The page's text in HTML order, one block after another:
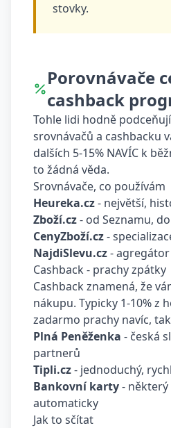
stovky.
Porovnávače
cashback
Tohle lidi hodně
srovnávačů a cashbacku
dalších 5-15% NAVÍC k
to žádná věda.
Srovnávače, co používám
Heureka.cz- největší,
Zboží.cz- od Seznamu,
CenyZboží.cz-
NajdiSlevu.cz-
Cashback - prachy zpátky
Cashback znamená, že
nákupu. Typicky 1-10% z
zadarmo prachy navíc,
Plná Peněženka - česká
partnerů
Tipli.cz- jednoduchý,
Bankovní karty- některý
automaticky
Jak to sčítat